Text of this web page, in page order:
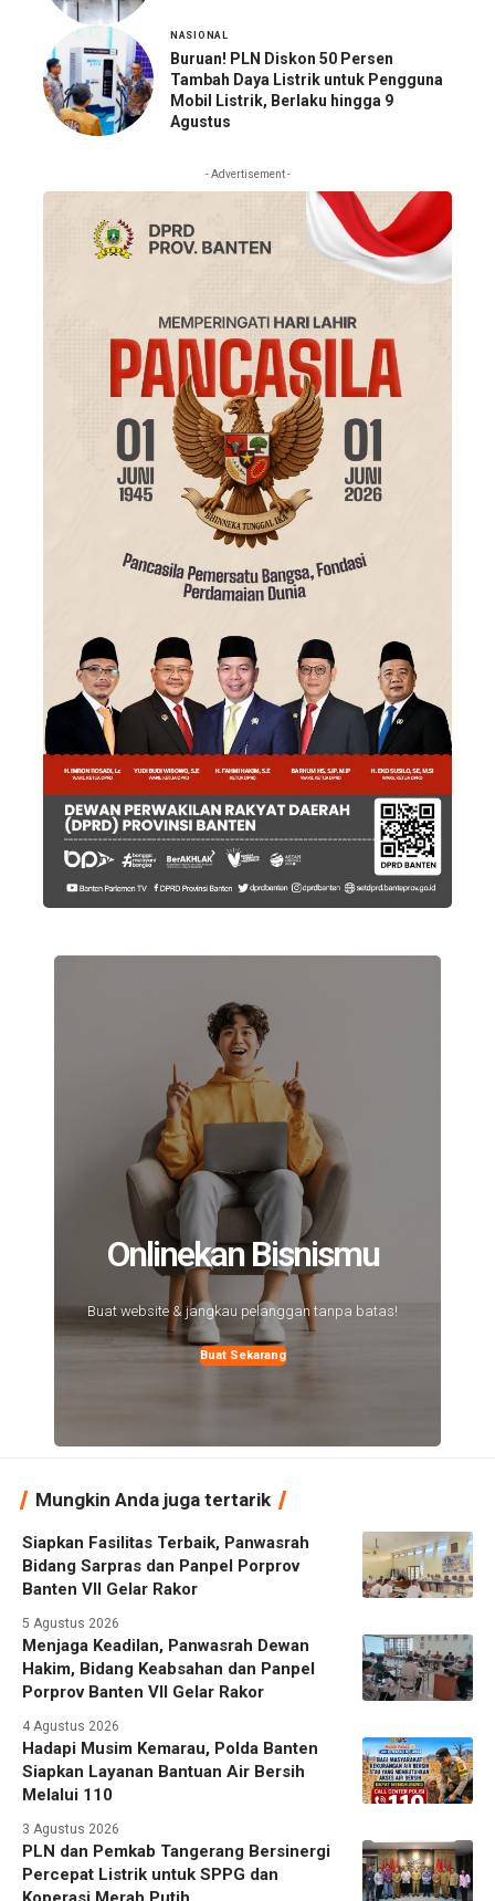
NASIONAL
Buruan! PLN Diskon 50 Persen
Tambah Daya Listrik untuk Pengguna
Mobil Listrik, Berlaku hingga 9
Agustus
- Advertisement -
Onlinekan Bisnismu
Buat website & jangkau pelanggan tanpa batas!
Buat Sekarang
Mungkin Anda juga tertarik
Siapkan Fasilitas Terbaik, Panwasrah
Bidang Sarpras dan Panpel Porprov
Banten VII Gelar Rakor
5 Agustus 2026
Menjaga Keadilan, Panwasrah Dewan
Hakim, Bidang Keabsahan dan Panpel
Porprov Banten VII Gelar Rakor
4 Agustus 2026
Hadapi Musim Kemarau, Polda Banten
Siapkan Layanan Bantuan Air Bersih
Melalui 110
3 Agustus 2026
PLN dan Pemkab Tangerang Bersinergi
Percepat Listrik untuk SPPG dan